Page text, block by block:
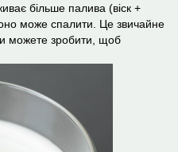
більше палива (віск +
може спалити. Це звичайне
можете зробити, щоб